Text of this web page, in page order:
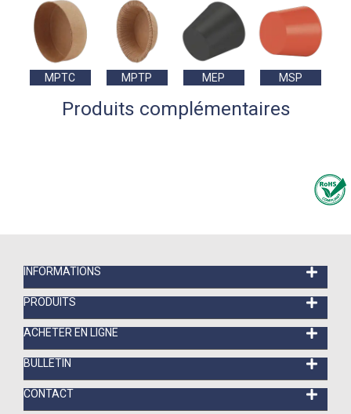
MPTC MPTP MEP MSP
Produits complémentaires
INFORMATIONS
PRODUITS
ACHETER EN LIGNE
BULLETIN
CONTACT